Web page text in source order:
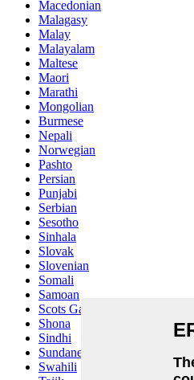
Macedonian
Malagasy
Malay
Malayalam
Maltese
Maori
Marathi
Mongolian
Burmese
Nepali
Norwegian
Pashto
Persian
Punjabi
Serbian
Sesotho
Sinhala
Slovak
Slovenian
Somali
Samoan
Scots Gaelic
Shona
Sindhi
Sundanese
Swahili